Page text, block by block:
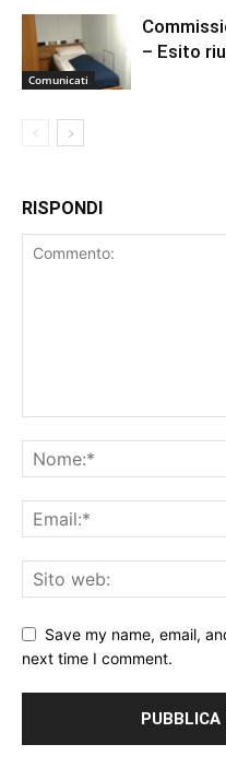
Comunicati
– Esito
RISPONDI
Save my name, email,
next time I comment.